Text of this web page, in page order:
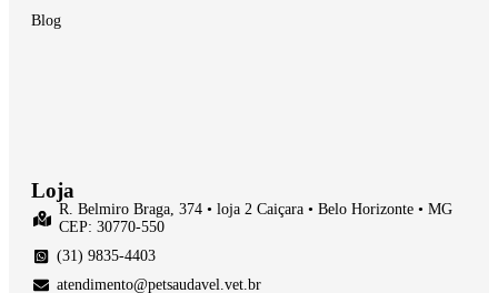
Blog
Loja
R. Belmiro Braga, 374 • loja 2 Caiçara • Belo Horizonte • MG
CEP: 30770-550
(31) 9835-4403
atendimento@petsaudavel.vet.br